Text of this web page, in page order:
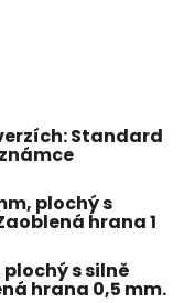
Standard
plochý s
hrana 1
plochý s silně
hrana 0,5 mm.